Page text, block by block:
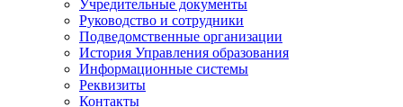
Учредительные документы
Руководство и сотрудники
Подведомственные организации
История Управления образования
Информационные системы
Реквизиты
Контакты